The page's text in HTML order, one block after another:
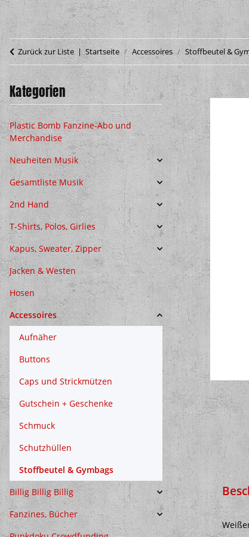
Zurück zur Liste Startseite Accessoires Stoffbeutel &
Kategorien
Plastic Bomb Fanzine-Abo und
Merchandise
Neuheiten Musik
Gesamtliste Musik
2nd Hand
T-Shirts, Polos, Girlies
Kapus, Sweater, Zipper
Jacken & Westen
Hosen
Accessoires
Aufnäher
Buttons
Caps und Strickmützen
Gutschein + Geschenke
Schmuck
Schutzhüllen
Stoffbeutel & Gymbags
Billig Billig Billig
Fanzines, Bücher